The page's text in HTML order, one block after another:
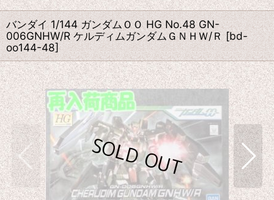
バンダイ 1/144 ガンダムＯＯ HG No.48 GN-
006GNHW/R ケルディムガンダムＧＮＨＷ/Ｒ [bd-
oo144-48]